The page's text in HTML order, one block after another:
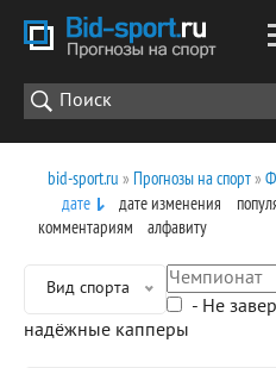
bid-sport.ru » Прогнозы на спорт»
дате
дате изменения
комментариям
алфавиту
Вид спорта
- Не
надёжные капперы